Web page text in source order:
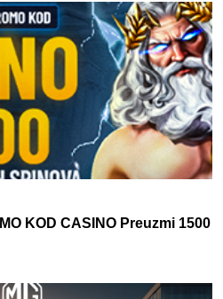
KOD CASINO Preuzmi 1500